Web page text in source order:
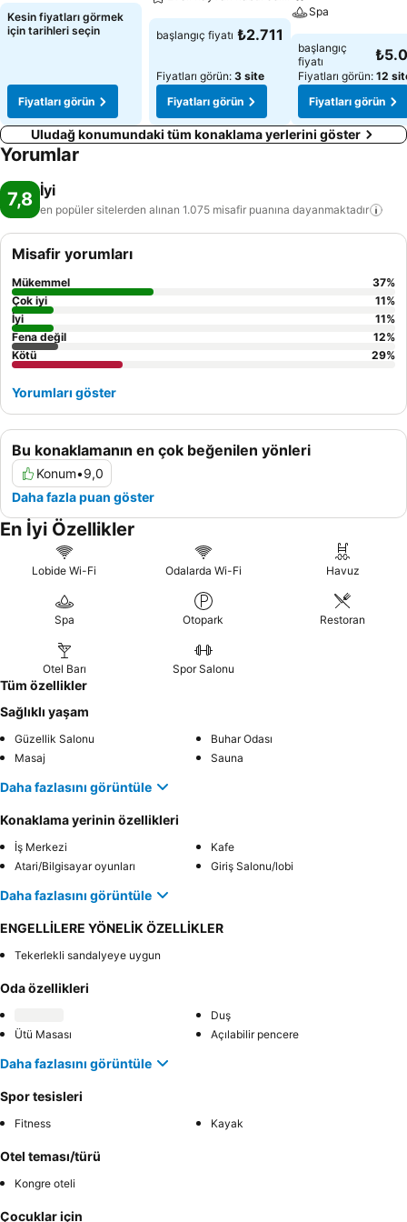
Kesin fiyatları görmek
için tarihleri seçin
Fiyatları görün
başlangıç fiyatı ₺2.711
Fiyatları görün: 3 site
Fiyatları görün
Spa
başlangıç
fiyatı
Fiyatları görün: 12
Fiyatları görün
Uludağ konumundaki tüm konaklama yerlerini göster
Yorumlar
7,8 İyi
en popüler sitelerden alınan 1.075 misafir puanına dayanmaktadır
Bu konaklamanın en çok beğenilen yönleri
Konum•9,0
Daha fazla puan göster
Misafir yorumları
Mükemmel 37%
Çok iyi
11%
İyi
11%
Fena değil
12%
Kötü
29%
Yorumları göster
En İyi Özellikler
Lobide Wi-Fi Odalarda Wi-Fi Havuz
Spa Otopark Restoran
Otel Barı Spor Salonu
Tüm özellikler
Sağlıklı yaşam
Güzellik Salonu
Buhar Odası
Masaj
Sauna
Daha fazlasını görüntüle
Konaklama yerinin özellikleri
İş Merkezi
Kafe
Atari/Bilgisayar oyunları
Giriş Salonu/lobi
Daha fazlasını görüntüle
ENGELLİLERE YÖNELİK ÖZELLİKLER
Tekerlekli sandalyeye uygun
Oda özellikleri
Duş
Ütü Masası
Açılabilir pencere
Daha fazlasını görüntüle
Spor tesisleri
Fitness Kayak
Otel teması/türü
Kongre oteli
Çocuklar için